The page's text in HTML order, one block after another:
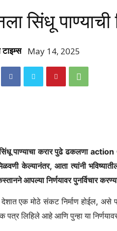
सिंधू
May 14, 2025
पाण्याचा करार पुढे ढकलणा action
केल्यानंतर, आता त्यांनी
आपल्या निर्णयावर पुनर्विचार
देशात एक मोठे संकट निर्माण होईल,
पत्र लिहिले आहे आणि पुन्हा या